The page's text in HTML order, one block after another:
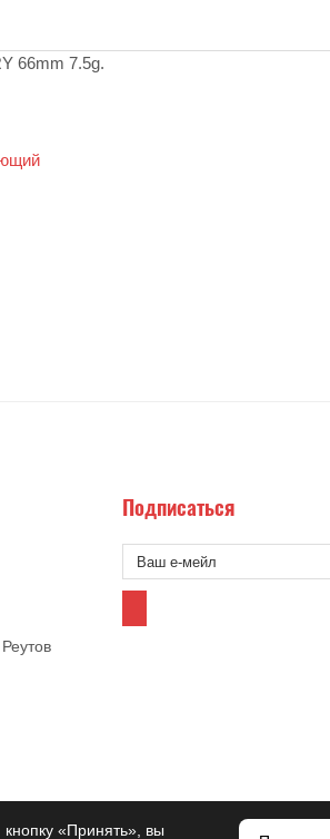
66mm 7.5g.
Подписаться
«Принять», вы